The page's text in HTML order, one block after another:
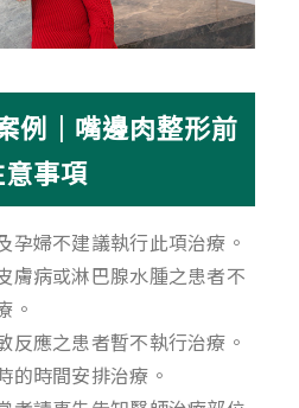
例｜嘴邊肉整形前
事項
孕婦不建議執行此項治療。
膚病或淋巴腺水腫之患者不
。
反應之患者暫不執行治療。
的時間安排治療。